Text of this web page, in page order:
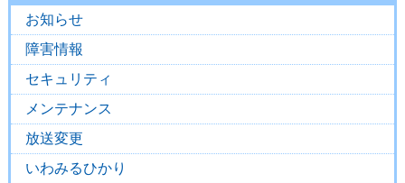
お知らせ
障害情報
セキュリティ
メンテナンス
放送変更
いわみるひかり